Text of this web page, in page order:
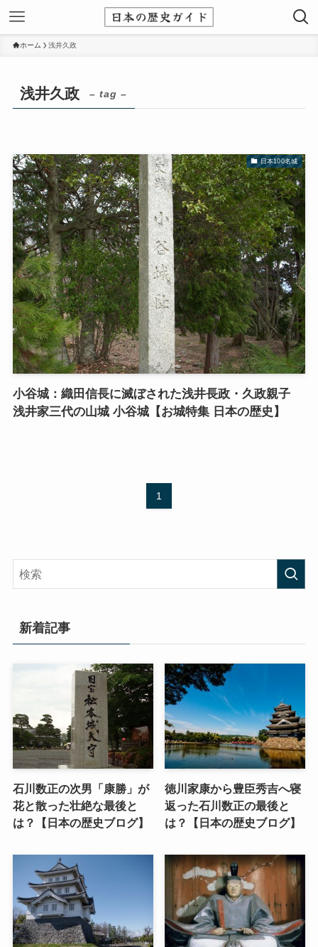
ホーム 浅井久政
浅井久政 – tag –
日本100名城
小谷城：織田信長に滅ぼされた浅井長政・久政親子
浅井家三代の山城 小谷城【お城特集 日本の歴史】
1
新着記事
石川数正の次男「康勝」が
花と散った壮絶な最後と
は？【日本の歴史ブログ】
徳川家康から豊臣秀吉へ寝
返った石川数正の最後と
は？【日本の歴史ブログ】